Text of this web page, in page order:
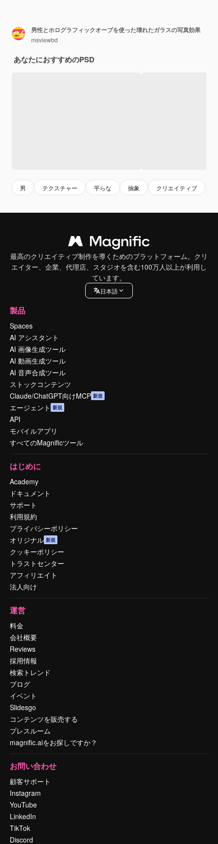
男性とホログラフィックオーブを使った壊れたガラスの写真効果
msviewbd
あなたにおすすめのPSD
男 テクスチャー 平らな 抽象 クリエイティブ
最高のクリエイティブ制作を導くためのプラットフォーム。クリ
エイター、企業、代理店、スタジオを含む100万人以上が利用し
ています。
日本語
製品
Spaces
AI アシスタント
AI 画像生成ツール
AI 動画生成ツール
AI 音声合成ツール
ストックコンテンツ
Claude/ChatGPT向けMCP 新規
エージェント 新規
API
モバイルアプリ
すべてのMagnificツール
はじめに
Academy
ドキュメント
サポート
利用規約
プライバシーポリシー
オリジナル 新規
クッキーポリシー
トラストセンター
アフィリエイト
法人向け
運営
料金
会社概要
Reviews
採用情報
検索トレンド
ブログ
イベント
Slidesgo
コンテンツを販売する
プレスルーム
magnific.aiをお探しですか？
お問い合わせ
顧客サポート
Instagram
YouTube
LinkedIn
TikTok
Discord